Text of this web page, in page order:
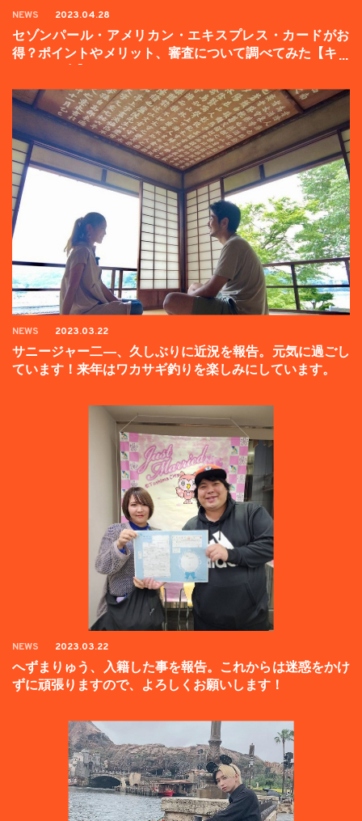
NEWS 2023.04.28
セゾンパール・アメリカン・エキスプレス・カードがお
得？ポイントやメリット、審査について調べてみた【キャ
NEWS 2023.03.22
サニージャー二―、久しぶりに近況を報告。元気に過ごし
ています！来年はワカサギ釣りを楽しみにしています。
NEWS 2023.03.22
へずまりゅう、入籍した事を報告。これからは迷惑をかけ
ずに頑張りますので、よろしくお願いします！